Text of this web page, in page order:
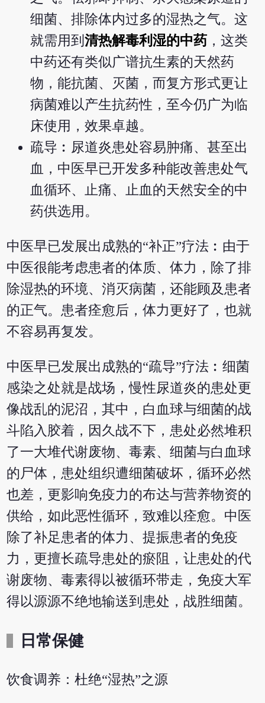
细菌、排除体内过多的湿热之气。这
就需用到清热解毒利湿的中药 ，这类
中药还有类似广谱抗生素的天然药
物，能抗菌、灭菌，而复方形式更让
病菌难以产生抗药性，至今仍广为临
床使用，效果卓越。
疏导︰尿道炎患处容易肿痛、甚至出
血，中医早已开发多种能改善患处气
血循环、止痛、止血的天然安全的中
药供选用。
中医早已发展出成熟的“补正”疗法︰由于
中医很能考虑患者的体质、体力，除了排
除湿热的环境、消灭病菌，还能顾及患者
的正气。患者痊愈后，体力更好了，也就
不容易再复发。
中医早已发展出成熟的“疏导”疗法︰细菌
感染之处就是战场，慢性尿道炎的患处更
像战乱的泥沼，其中，白血球与细菌的战
斗陷入胶着，因久战不下，患处必然堆积
了一大堆代谢废物、毒素、细菌与白血球
的尸体，患处组织遭细菌破坏，循环必然
也差，更影响免疫力的布达与营养物资的
供给，如此恶性循环，致难以痊愈。中医
除了补足患者的体力、提振患者的免疫
力，更擅长疏导患处的瘀阻，让患处的代
谢废物、毒素得以被循环带走，免疫大军
得以源源不绝地输送到患处，战胜细菌。
日常保健
饮食调养：杜绝“湿热”之源